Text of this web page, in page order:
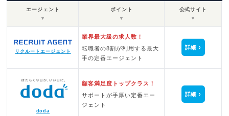
エージェント
▼
ポイント
▼
公式サイト
▼
リクルートエージェント
業界最大級の求人数！
転職者の8割が利用する最大
手の定番エージェント
詳細
doda
顧客満足度トップクラス！
サポートが手厚い定番エー
ジェント
詳細